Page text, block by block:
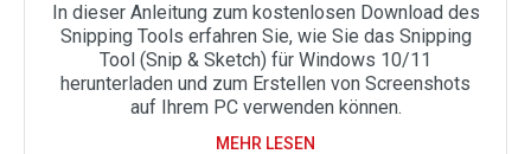
In dieser Anleitung zum kostenlosen Download des
Snipping Tools erfahren Sie, wie Sie das Snipping
Tool (Snip & Sketch) für Windows 10/11
herunterladen und zum Erstellen von Screenshots
auf Ihrem PC verwenden können.
MEHR LESEN